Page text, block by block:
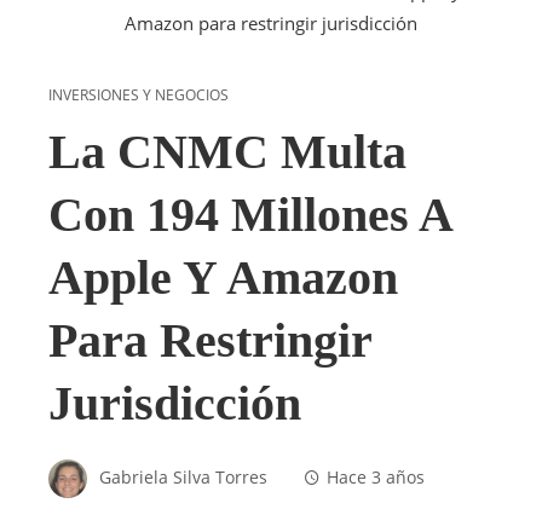
INVERSIONES Y NEGOCIOS
La CNMC Multa
Con 194 Millones A
Apple Y Amazon
Para Restringir
Jurisdicción
Gabriela Silva Torres Hace 3 años